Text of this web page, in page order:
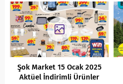
Şok Market 15 Ocak 2025
Aktüel İndirimli Ürünler